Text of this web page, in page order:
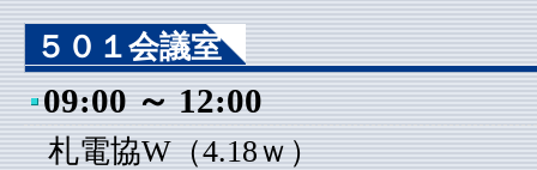
５０１会議室
09:00 ～ 12:00
札電協W（4.18ｗ）